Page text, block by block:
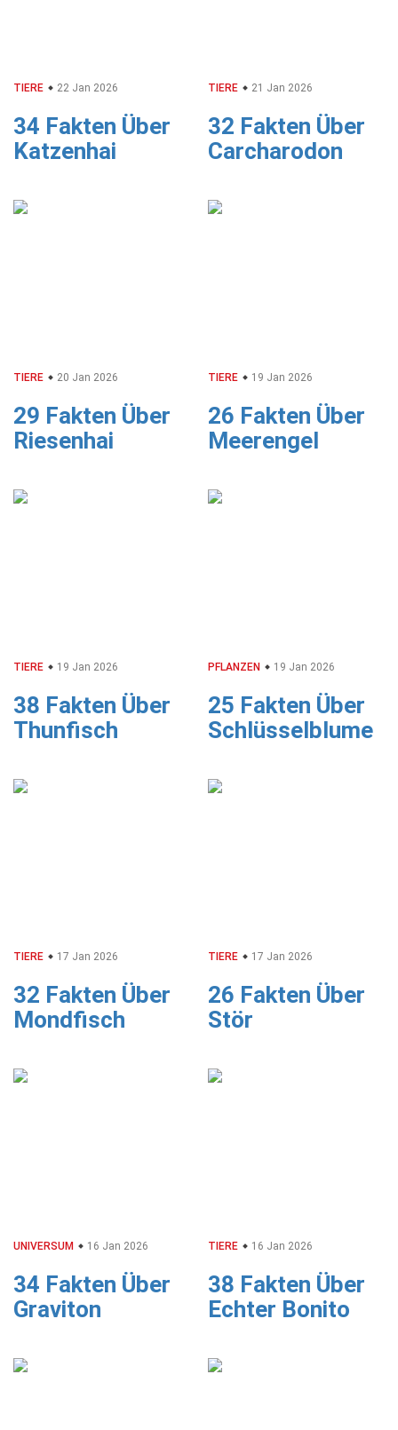
TIERE 22 Jan 2026
34 Fakten Über
Katzenhai
TIERE 21 Jan 2026
32 Fakten Über
Carcharodon
TIERE 20 Jan 2026
29 Fakten Über
Riesenhai
TIERE 19 Jan 2026
26 Fakten Über
Meerengel
TIERE 19 Jan 2026
38 Fakten Über
Thunfisch
PFLANZEN 19 Jan 2026
25 Fakten Über
Schlüsselblume
TIERE 17 Jan 2026
32 Fakten Über
Mondfisch
TIERE 17 Jan 2026
26 Fakten Über
Stör
UNIVERSUM 16 Jan 2026
34 Fakten Über
Graviton
TIERE 16 Jan 2026
38 Fakten Über
Echter Bonito